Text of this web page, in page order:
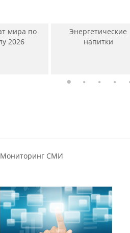
мира по
2026
Энергетические
напитки
Мониторинг СМИ